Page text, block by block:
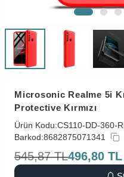
Microsonic Realme 5i
Protective Kırmızı
Ürün Kodu:CS110-DD-360-
Barkod:8682875071341
545,87 TL496,80 TL